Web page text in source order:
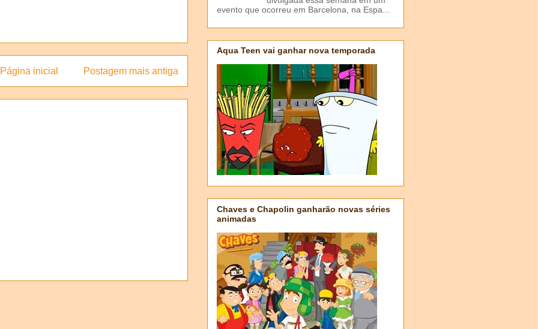
Postagem mais antiga
Página inicial
evento que ocorreu em Barcelona, na Espa...
Aqua Teen vai ganhar nova temporada
Chaves e Chapolin ganharão novas séries
animadas